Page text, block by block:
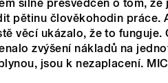
silně přesvědčen o tom,
pětinu člověkohodin práce.
věcí ukázalo, že to
zvýšení nákladů na
jsou k nezaplacení.